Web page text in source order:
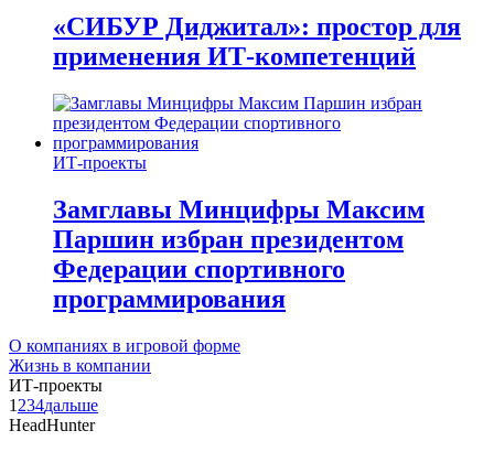
«СИБУР Диджитал»: простор для
применения ИТ-компетенций
ИТ-проекты
Замглавы Минцифры Максим
Паршин избран президентом
Федерации спортивного
программирования
О компаниях в игровой форме
Жизнь в компании
ИТ-проекты
1 234дальше
HeadHunter